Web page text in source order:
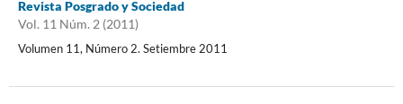
Revista Posgrado y Sociedad
Vol. 11 Núm. 2 (2011)
Volumen 11, Número 2. Setiembre 2011